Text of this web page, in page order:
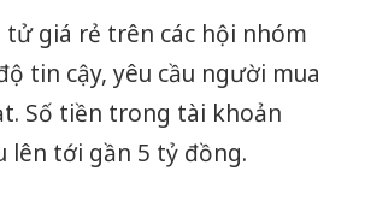
giá rẻ trên các hội nhóm
tin cậy, yêu cầu người mua
Số tiền trong tài khoản
lên tới gần 5 tỷ đồng.